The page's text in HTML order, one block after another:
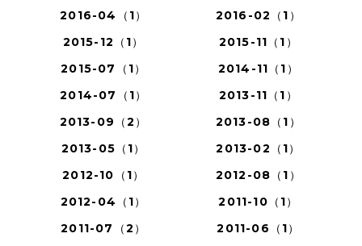
2016-04（1）
2016-02（1）
2015-12（1）
2015-11（1）
2015-07（1）
2014-11（1）
2014-07（1）
2013-11（1）
2013-09（2）
2013-08（1）
2013-05（1）
2013-02（1）
2012-10（1）
2012-08（1）
2012-04（1）
2011-10（1）
2011-07（2）
2011-06（1）